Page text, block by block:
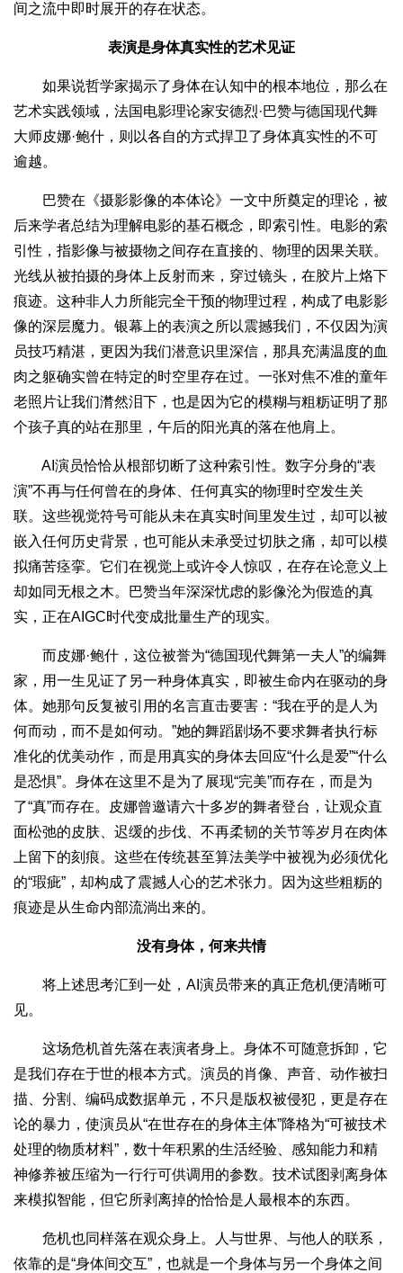
间之流中即时展开的存在状态。
表演是身体真实性的艺术见证
如果说哲学家揭示了身体在认知中的根本地位，那么在
艺术实践领域，法国电影理论家安德烈·巴赞与德国现代舞
大师皮娜·鲍什，则以各自的方式捍卫了身体真实性的不可
逾越。
巴赞在《摄影影像的本体论》一文中所奠定的理论，被
后来学者总结为理解电影的基石概念，即索引性。电影的索
引性，指影像与被摄物之间存在直接的、物理的因果关联。
光线从被拍摄的身体上反射而来，穿过镜头，在胶片上烙下
痕迹。这种非人力所能完全干预的物理过程，构成了电影影
像的深层魔力。银幕上的表演之所以震撼我们，不仅因为演
员技巧精湛，更因为我们潜意识里深信，那具充满温度的血
肉之躯确实曾在特定的时空里存在过。一张对焦不准的童年
老照片让我们潸然泪下，也是因为它的模糊与粗粝证明了那
个孩子真的站在那里，午后的阳光真的落在他肩上。
AI演员恰恰从根部切断了这种索引性。数字分身的“表
演”不再与任何曾在的身体、任何真实的物理时空发生关
联。这些视觉符号可能从未在真实时间里发生过，却可以被
嵌入任何历史背景，也可能从未承受过切肤之痛，却可以模
拟痛苦痉挛。它们在视觉上或许令人惊叹，在存在论意义上
却如同无根之木。巴赞当年深深忧虑的影像沦为假造的真
实，正在AIGC时代变成批量生产的现实。
而皮娜·鲍什，这位被誉为“德国现代舞第一夫人”的编舞
家，用一生见证了另一种身体真实，即被生命内在驱动的身
体。她那句反复被引用的名言直击要害：“我在乎的是人为
何而动，而不是如何动。”她的舞蹈剧场不要求舞者执行标
准化的优美动作，而是用真实的身体去回应“什么是爱”“什么
是恐惧”。身体在这里不是为了展现“完美”而存在，而是为
了“真”而存在。皮娜曾邀请六十多岁的舞者登台，让观众直
面松弛的皮肤、迟缓的步伐、不再柔韧的关节等岁月在肉体
上留下的刻痕。这些在传统甚至算法美学中被视为必须优化
的“瑕疵”，却构成了震撼人心的艺术张力。因为这些粗粝的
痕迹是从生命内部流淌出来的。
没有身体，何来共情
将上述思考汇到一处，AI演员带来的真正危机便清晰可
见。
这场危机首先落在表演者身上。身体不可随意拆卸，它
是我们存在于世的根本方式。演员的肖像、声音、动作被扫
描、分割、编码成数据单元，不只是版权被侵犯，更是存在
论的暴力，使演员从“在世存在的身体主体”降格为“可被技术
处理的物质材料”，数十年积累的生活经验、感知能力和精
神修养被压缩为一行行可供调用的参数。技术试图剥离身体
来模拟智能，但它所剥离掉的恰恰是人最根本的东西。
危机也同样落在观众身上。人与世界、与他人的联系，
依靠的是“身体间交互”，也就是一个身体与另一个身体之间